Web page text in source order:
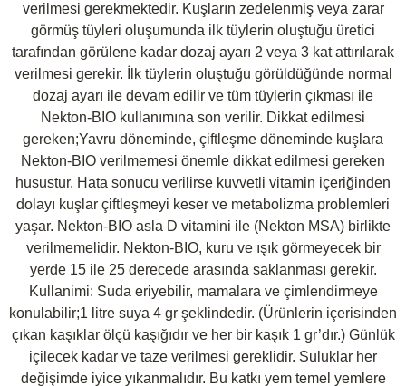
verilmesi gerekmektedir. Kuşların zedelenmiş veya zarar
görmüş tüyleri oluşumunda ilk tüylerin oluştuğu üretici
tarafından görülene kadar dozaj ayarı 2 veya 3 kat attırılarak
verilmesi gerekir. İlk tüylerin oluştuğu görüldüğünde normal
dozaj ayarı ile devam edilir ve tüm tüylerin çıkması ile
Nekton-BIO kullanımına son verilir. Dikkat edilmesi
gereken;Yavru döneminde, çiftleşme döneminde kuşlara
Nekton-BIO verilmemesi önemle dikkat edilmesi gereken
husustur. Hata sonucu verilirse kuvvetli vitamin içeriğinden
dolayı kuşlar çiftleşmeyi keser ve metabolizma problemleri
yaşar. Nekton-BIO asla D vitamini ile (Nekton MSA) birlikte
verilmemelidir. Nekton-BIO, kuru ve ışık görmeyecek bir
yerde 15 ile 25 derecede arasında saklanması gerekir.
Kullanimi: Suda eriyebilir, mamalara ve çimlendirmeye
konulabilir;1 litre suya 4 gr şeklindedir. (Ürünlerin içerisinden
çıkan kaşıklar ölçü kaşığıdır ve her bir kaşık 1 gr’dır.) Günlük
içilecek kadar ve taze verilmesi gereklidir. Suluklar her
değişimde iyice yıkanmalıdır. Bu katkı yem temel yemlere